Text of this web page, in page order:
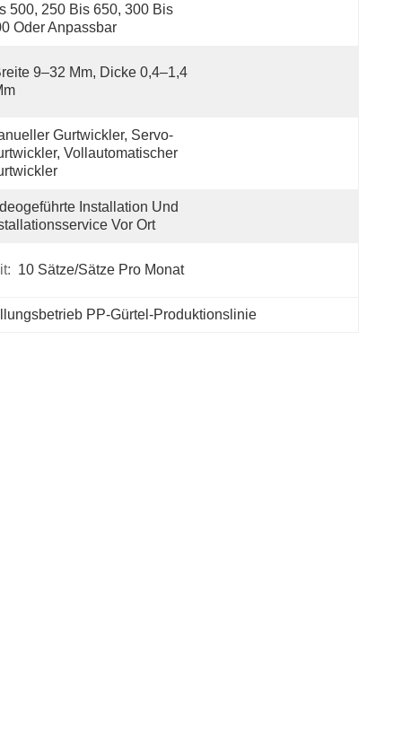
500, 250 Bis 650, 300 Bis
Oder Anpassbar
9–32 Mm, Dicke 0,4–1,4
Gurtwickler, Servo-
Vollautomatischer
Installation Und
Vor Ort
10 Sätze/Sätze Pro Monat
PP-Gürtel-Produktionslinie